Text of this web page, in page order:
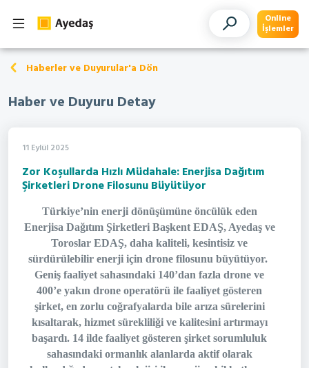
Online
İşlemler
Haberler ve Duyurular'a Dön
Haber ve Duyuru Detay
11 Eylül 2025
Zor Koşullarda Hızlı Müdahale: Enerjisa Dağıtım
Şirketleri Drone Filosunu Büyütüyor
Türkiye’nin enerji dönüşümüne öncülük eden
Enerjisa Dağıtım Şirketleri Başkent EDAŞ, Ayedaş ve
Toroslar EDAŞ, daha kaliteli, kesintisiz ve
sürdürülebilir enerji için drone filosunu büyütüyor.
Geniş faaliyet sahasındaki 140’dan fazla drone ve
400’e yakın drone operatörü ile faaliyet gösteren
şirket, en zorlu coğrafyalarda bile arıza sürelerini
kısaltarak, hizmet sürekliliği ve kalitesini artırmayı
başardı. 14 ilde faaliyet gösteren şirket sorumluluk
sahasındaki ormanlık alanlarda aktif olarak